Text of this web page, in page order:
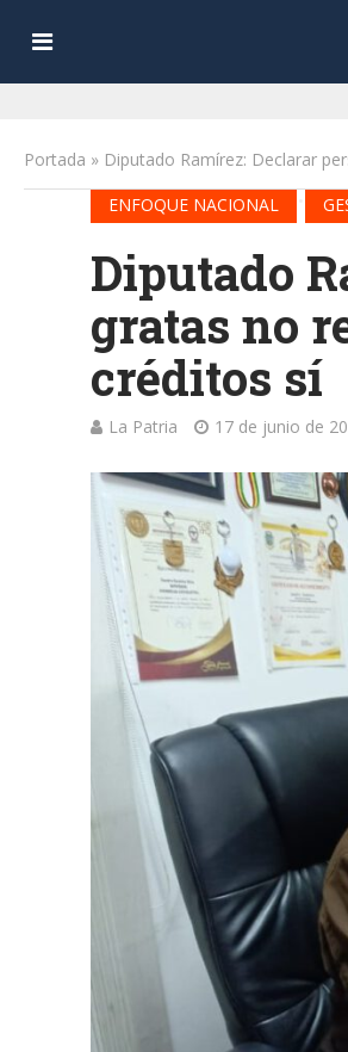
Portada » Diputado Ramírez: Declarar
ENFOQUE NACIONAL
Diputado
gratas no
créditos sí
La Patria 17 de junio de